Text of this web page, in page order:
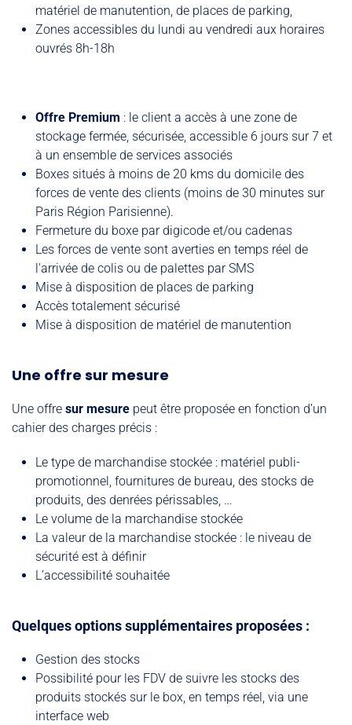
matériel de manutention, de places de parking,
Zones accessibles du lundi au vendredi aux horaires
ouvrés 8h-18h
Offre Premium : le client a accès à une zone de
stockage fermée, sécurisée, accessible 6 jours sur 7 et
à un ensemble de services associés
Boxes situés à moins de 20 kms du domicile des
forces de vente des clients (moins de 30 minutes sur
Paris Région Parisienne).
Fermeture du boxe par digicode et/ou cadenas
Les forces de vente sont averties en temps réel de
l'arrivée de colis ou de palettes par SMS
Mise à disposition de places de parking
Accès totalement sécurisé
Mise à disposition de matériel de manutention
Une offre sur mesure
Une offre sur mesure peut être proposée en fonction d’un
cahier des charges précis :
Le type de marchandise stockée : matériel publi-
promotionnel, fournitures de bureau, des stocks de
produits, des denrées périssables, …
Le volume de la marchandise stockée
La valeur de la marchandise stockée : le niveau de
sécurité est à définir
L’accessibilité souhaitée
Quelques options supplémentaires proposées :
Gestion des stocks
Possibilité pour les FDV de suivre les stocks des
produits stockés sur le box, en temps réel, via une
interface web